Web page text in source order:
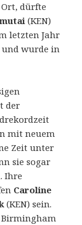
dürfte
(KEN)
letzten Jahr
und wurde in
der
mit neuem
Zeit unter
sie sogar
Ihre
Caroline
(KEN) sein.
Birmingham